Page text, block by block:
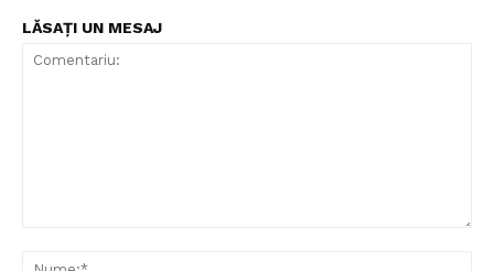
LĂSAȚI UN MESAJ